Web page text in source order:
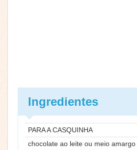
Ingredientes
PARA A CASQUINHA
chocolate ao leite ou meio